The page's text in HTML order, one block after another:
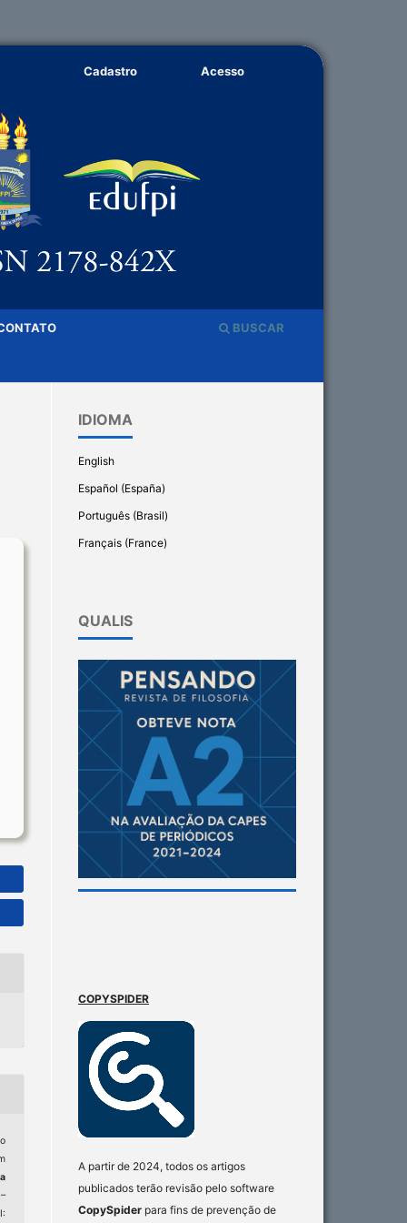
BUSCAR
Cadastro Acesso
IDIOMA
English
Español (España)
Português (Brasil)
Français (France)
QUALIS
COPYSPIDER
A partir de 2024, todos os artigos
publicados terão revisão pelo software
CopySpider para fins de prevenção de